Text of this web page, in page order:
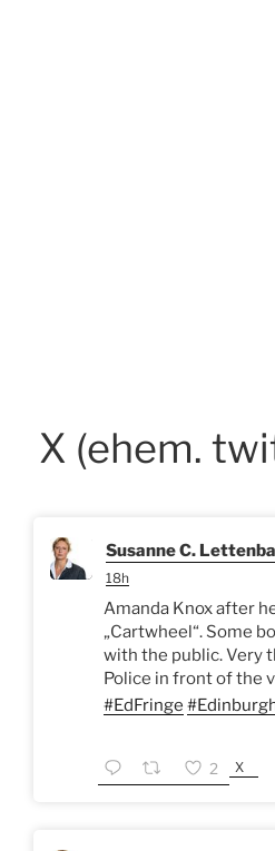
X (ehem.
Susanne C.
18h
Amanda Knox after
„Cartwheel“. Some
with the public. Very
Police in front of the
#EdFringe
2 X